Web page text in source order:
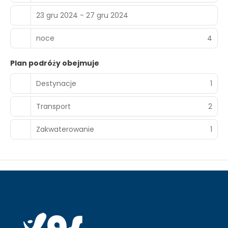
23 gru 2024 - 27 gru 2024
noce 4
Plan podróży obejmuje
Destynacje
1
Transport 2
Zakwaterowanie 1